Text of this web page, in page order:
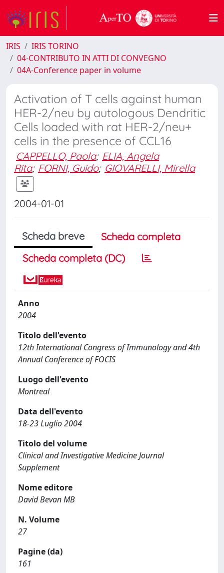
IRIS
IRIS TORINO
04-CONTRIBUTO IN ATTI DI CONVEGNO
04A-Conference paper in volume
Activation of T cells against human
HER-2/neu by autologous Dendritic
Cells loaded with rat HER-2/neu+
cells in the presence of CCL16
CAPPELLO, Paola; ELIA, Angela
Rita; FORNI, Guido; GIOVARELLI, Mirella
2004-01-01
Scheda breve
Scheda completa
Scheda completa (DC)
Anno
2004
Titolo dell'evento
12th International Congress of Immunology and 4th
Annual Conference of FOCIS
Luogo dell'evento
Montreal
Data dell'evento
18-23 Luglio 2004
Titolo del volume
Clinical and Investigative Medicine Journal
Supplement
Nome editore
David Bevan MB
N. Volume
27
Pagine (da)
161